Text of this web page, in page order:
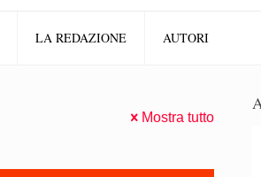
LA REDAZIONE AUTORI
Mostra tutto